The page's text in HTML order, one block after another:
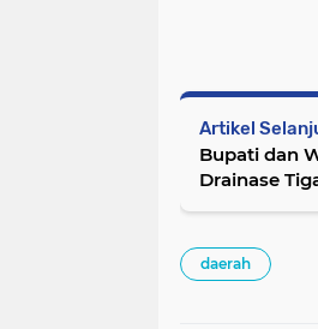
Artikel
Bupati dan
Drainase
daerah